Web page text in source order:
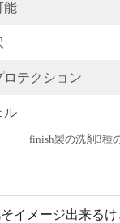
能
ロテクション
ル
finish製の洗剤3種
そイメージ出来る